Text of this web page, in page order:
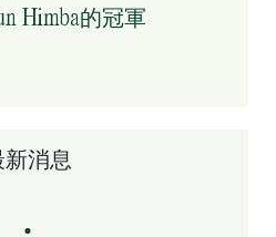
Himba的冠軍
消息